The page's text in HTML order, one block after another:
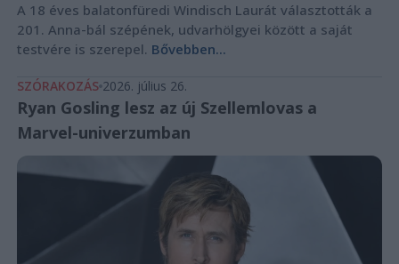
A 18 éves balatonfüredi Windisch Laurát választották a
201. Anna-bál szépének, udvarhölgyei között a saját
testvére is szerepel. Bővebben...
SZÓRAKOZÁS 2026. július 26.
Ryan Gosling lesz az új Szellemlovas a
Marvel-univerzumban